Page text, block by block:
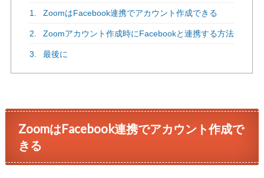
1.
ZoomはFacebook連携でアカウント作成できる
2. Zoomアカウント作成時にFacebookと連携する方法
3. 最後に
ZoomはFacebook連携でアカウント作成で
きる